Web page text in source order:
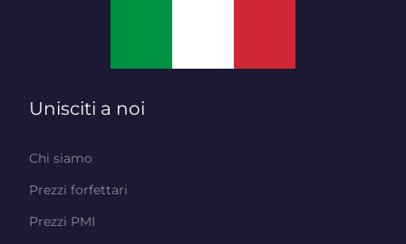
Unisciti a noi
Chi siamo
Prezzi forfettari
Prezzi PMI